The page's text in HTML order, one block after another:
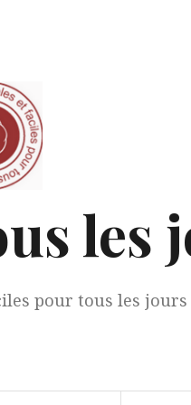
les
pour tous les jours